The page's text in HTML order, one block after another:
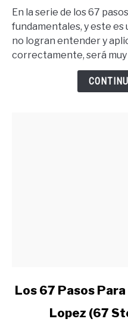
Tener
Lo
Que
Quieres
En la serie de los 67
fundamentales, y este es
no logran entender y
correctamente, será muy
link
Los 67 Pasos
Lopez (67